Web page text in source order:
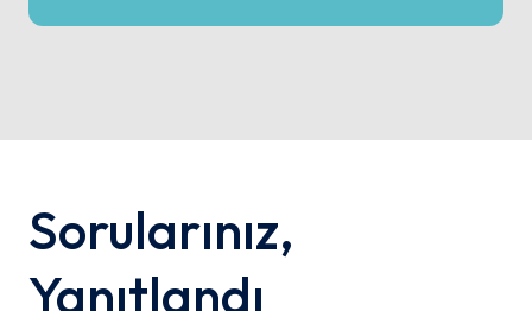
Sorularınız,
Yanıtlandı